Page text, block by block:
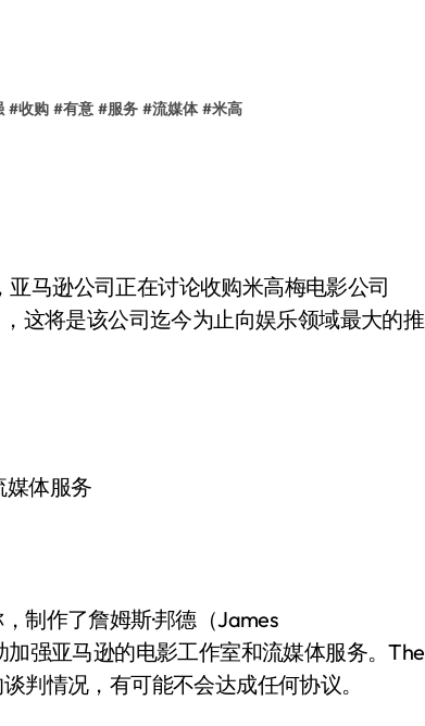
#收购 #有意 #服务 #流媒体 #米高
马逊公司正在讨论收购米高梅电影公司
这将是该公司迄今为止向娱乐领域最大的推
制作了詹姆斯·邦德（James
强亚马逊的电影工作室和流媒体服务。The
判情况，有可能不会达成任何协议。